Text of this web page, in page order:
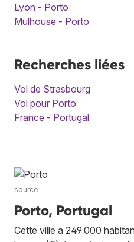
Lyon - Porto
Mulhouse - Porto
Recherches liées
Vol de Strasbourg
Vol pour Porto
France - Portugal
source
Porto, Portugal
Cette ville a 249 000